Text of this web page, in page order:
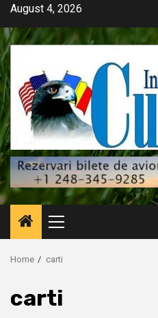
Skip
content
August 4, 2026
Primary
Menu
Home carti
carti